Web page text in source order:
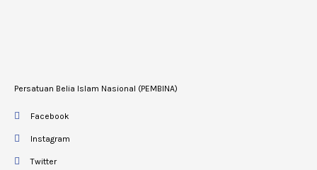
Persatuan Belia Islam Nasional (PEMBINA)
Facebook
Instagram
Twitter